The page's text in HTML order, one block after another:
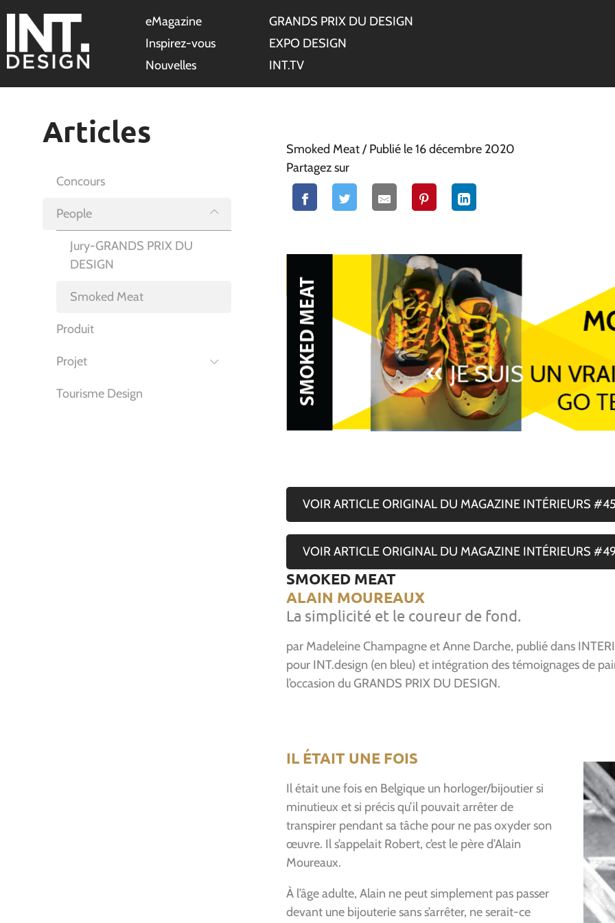
eMagazine
Inspirez-vous
Nouvelles
GRANDS PRIX DU DESIGN
EXPO DESIGN
INT.TV
Articles
Concours
People
Jury-GRANDS PRIX DU
DESIGN
Smoked Meat
Produit
Projet
Tourisme Design
Smoked Meat/ Publié le 16 décembre 2020
Partagez sur
VOIR ARTICLE ORIGINAL DU MAGAZINE INTÉRIEURS
VOIR ARTICLE ORIGINAL DU MAGAZINE INTÉRIEURS
SMOKED MEAT
ALAIN MOUREAUX
La simplicité et le coureur de fond.
par Madeleine Champagne et Anne Darche, publié dans
pour INT.design (en bleu) et intégration des témoignages de
l’occasion du GRANDS PRIX DU DESIGN.
IL ÉTAIT UNE FOIS
Il était une fois en Belgique un horloger/bijoutier si
minutieux et si précis qu’il pouvait arrêter de
transpirer pendant sa tâche pour ne pas oxyder son
œuvre. Il s’appelait Robert, c’est le père d’Alain
Moureaux.
À l’âge adulte, Alain ne peut simplement pas passer
devant une bijouterie sans s’arrêter, ne serait-ce